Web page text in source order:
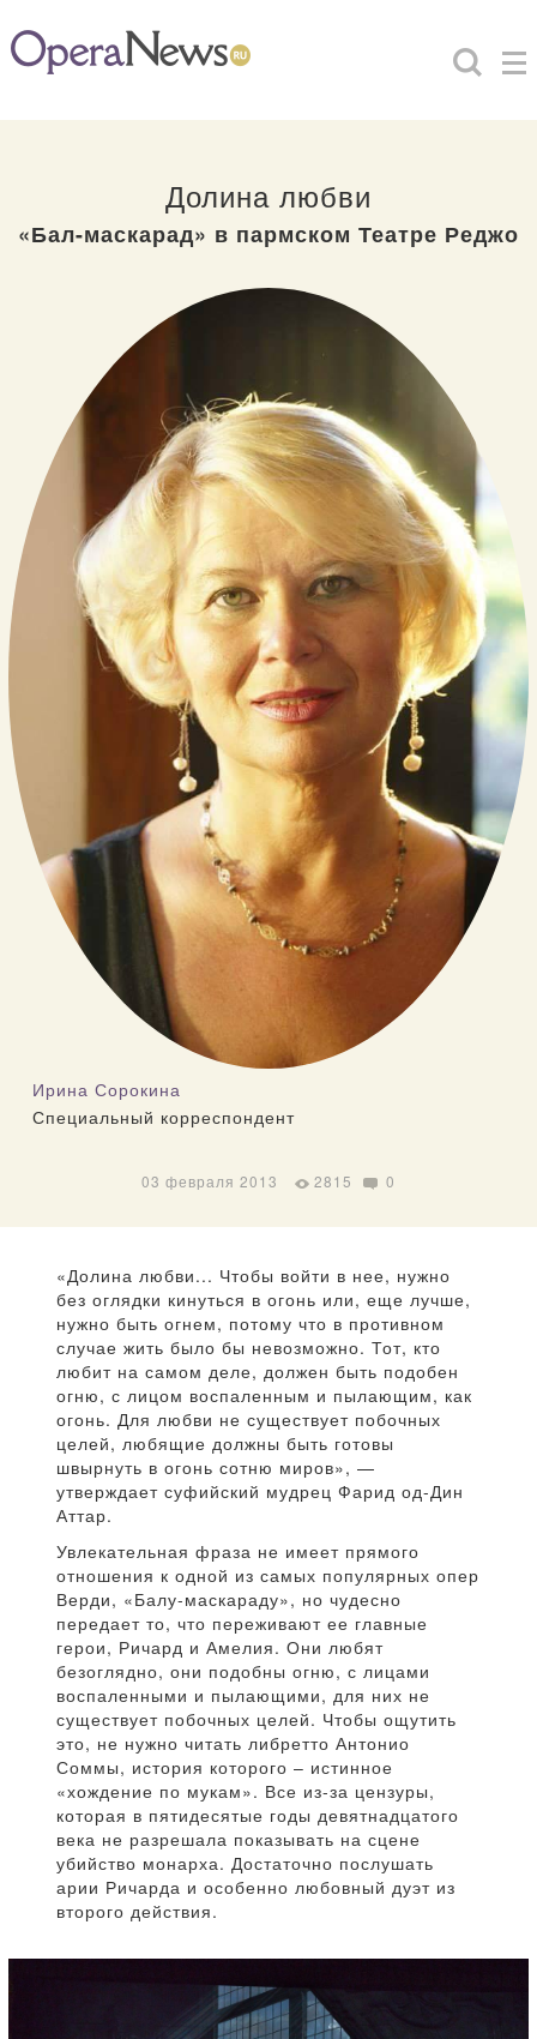
Долина любви
«Бал-маскарад» в пармском Театре Реджо
Ирина Сорокина
Специальный корреспондент
03 февраля 2013 2815 0
«Долина любви... Чтобы войти в нее, нужно
без оглядки кинуться в огонь или, еще лучше,
нужно быть огнем, потому что в противном
случае жить было бы невозможно. Тот, кто
любит на самом деле, должен быть подобен
огню, с лицом воспаленным и пылающим, как
огонь. Для любви не существует побочных
целей, любящие должны быть готовы
швырнуть в огонь сотню миров», —
утверждает суфийский мудрец Фарид од-Дин
Аттар.
Увлекательная фраза не имеет прямого
отношения к одной из самых популярных опер
Верди, «Балу-маскараду», но чудесно
передает то, что переживают ее главные
герои, Ричард и Амелия. Они любят
безоглядно, они подобны огню, с лицами
воспаленными и пылающими, для них не
существует побочных целей. Чтобы ощутить
это, не нужно читать либретто Антонио
Соммы, история которого – истинное
«хождение по мукам». Все из-за цензуры,
которая в пятидесятые годы девятнадцатого
века не разрешала показывать на сцене
убийство монарха. Достаточно послушать
арии Ричарда и особенно любовный дуэт из
второго действия.